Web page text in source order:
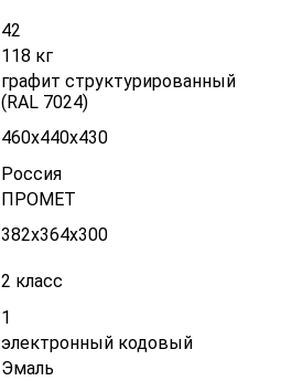
42
118 кг
графит структурированный
(RAL 7024)
460х440х430
Россия
ПРОМЕТ
382х364х300
2 класс
1
электронный кодовый
Эмаль